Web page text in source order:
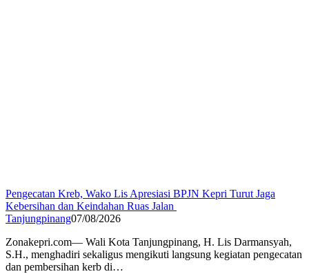
Pengecatan Kreb, Wako Lis Apresiasi BPJN Kepri Turut Jaga
Kebersihan dan Keindahan Ruas Jalan
Tanjungpinang07/08/2026
Zonakepri.com— Wali Kota Tanjungpinang, H. Lis Darmansyah,
S.H., menghadiri sekaligus mengikuti langsung kegiatan pengecatan
dan pembersihan kerb di…